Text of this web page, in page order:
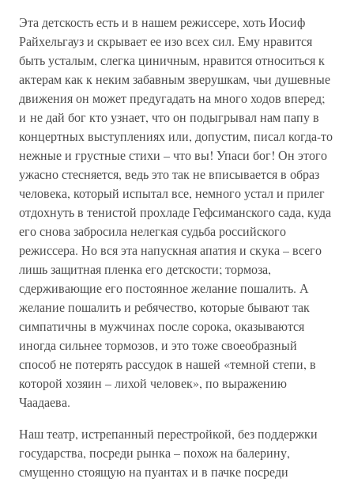
Эта детскость есть и в нашем режиссере, хоть Иосиф
Райхельгауз и скрывает ее изо всех сил. Ему нравится
быть усталым, слегка циничным, нравится относиться к
актерам как к неким забавным зверушкам, чьи душевные
движения он может предугадать на много ходов вперед;
и не дай бог кто узнает, что он подыгрывал нам папу в
концертных выступлениях или, допустим, писал когда-то
нежные и грустные стихи – что вы! Упаси бог! Он этого
ужасно стесняется, ведь это так не вписывается в образ
человека, который испытал все, немного устал и прилег
отдохнуть в тенистой прохладе Гефсиманского сада, куда
его снова забросила нелегкая судьба российского
режиссера. Но вся эта напускная апатия и скука – всего
лишь защитная пленка его детскости; тормоза,
сдерживающие его постоянное желание пошалить. А
желание пошалить и ребячество, которые бывают так
симпатичны в мужчинах после сорока, оказываются
иногда сильнее тормозов, и это тоже своеобразный
способ не потерять рассудок в нашей «темной степи, в
которой хозяин – лихой человек», по выражению
Чаадаева.
Наш театр, истрепанный перестройкой, без поддержки
государства, посреди рынка – похож на балерину,
смущенно стоящую на пуантах и в пачке посреди